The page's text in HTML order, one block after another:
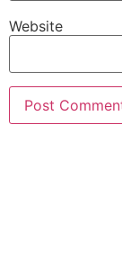
Website